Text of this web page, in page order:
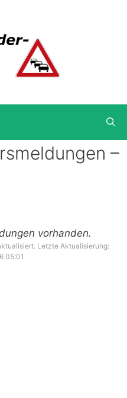
–
vorhanden.
Letzte Aktualisierung:
05:01